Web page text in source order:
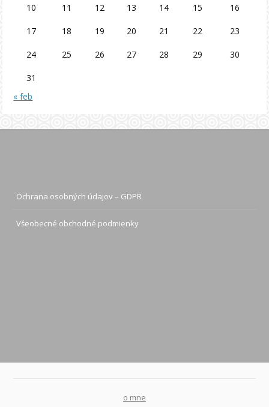
10 11 12 13 14 15 16
17 18 19 20 21 22 23
24 25 26 27 28 29 30
31
« feb
Ochrana osobných údajov – GDPR
Všeobecné obchodné podmienky
o mne